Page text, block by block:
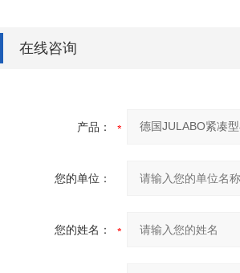
在线咨询
产品：
您的单位：
您的姓名：